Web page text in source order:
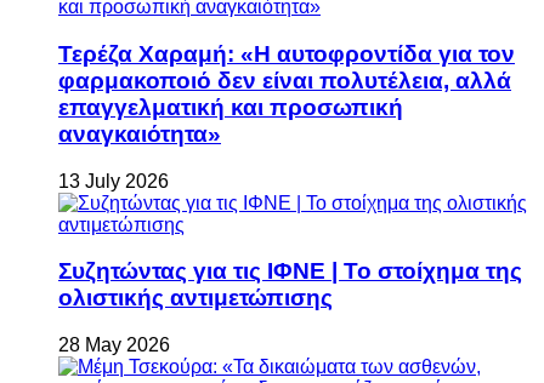
Τερέζα Χαραμή: «Η αυτοφροντίδα για τον
φαρμακοποιό δεν είναι πολυτέλεια, αλλά
επαγγελματική και προσωπική
αναγκαιότητα»
13 July 2026
Συζητώντας για τις ΙΦΝΕ | Το στοίχημα της
ολιστικής αντιμετώπισης
28 May 2026